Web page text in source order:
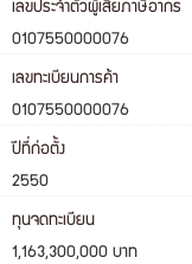
เลขประจำตัวผู้เสียภาษีอากร
0107550000076
เลขทะเบียนการค้า
0107550000076
ปีที่ก่อตั้ง
2550
ทุนจดทะเบียน
1,163,300,000 บาท